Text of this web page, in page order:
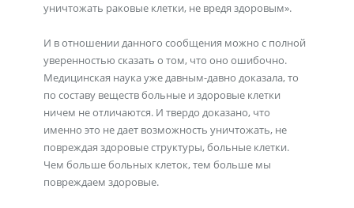
уничтожать раковые клетки, не вредя здоровым».
И в отношении данного сообщения можно с полной
уверенностью сказать о том, что оно ошибочно.
Медицинская наука уже давным-давно доказала, то
по составу веществ больные и здоровые клетки
ничем не отличаются. И твердо доказано, что
именно это не дает возможность уничтожать, не
повреждая здоровые структуры, больные клетки.
Чем больше больных клеток, тем больше мы
повреждаем здоровые.